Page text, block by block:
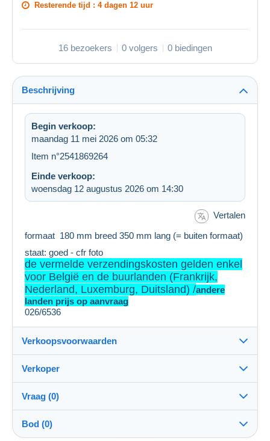
Resterende tijd : 4 dagen 12 uur
16 bezoekers 0 volgers 0 biedingen
Beschrijving
Begin verkoop:
maandag 11 mei 2026 om 05:32
Item n°2541869264
Einde verkoop:
woensdag 12 augustus 2026 om 14:30
Vertalen
formaat 180 mm breed 350 mm lang (= buiten formaat)
staat: goed - cfr foto
de vermelde verzendingskosten gelden enkel
voor België en de buurlanden (Frankrijk,
Nederland, Luxemburg, Duitsland) /andere
landen prijs op aanvraag
026/6536
Verkoopsvoorwaarden
Details van de verkoopvoorwaarden
Verzending na betaling binnen 4 dagen
Verkoper
hieroglief100%(1302x)
Winkel
Vraag (0)
Bod (0)